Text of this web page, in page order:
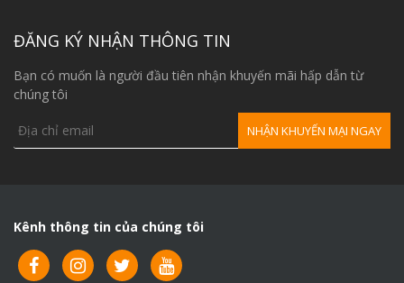
ĐĂNG KÝ NHẬN THÔNG TIN
Bạn có muốn là người đầu tiên nhận khuyến mãi hấp dẫn từ
chúng tôi
Kênh thông tin của chúng tôi